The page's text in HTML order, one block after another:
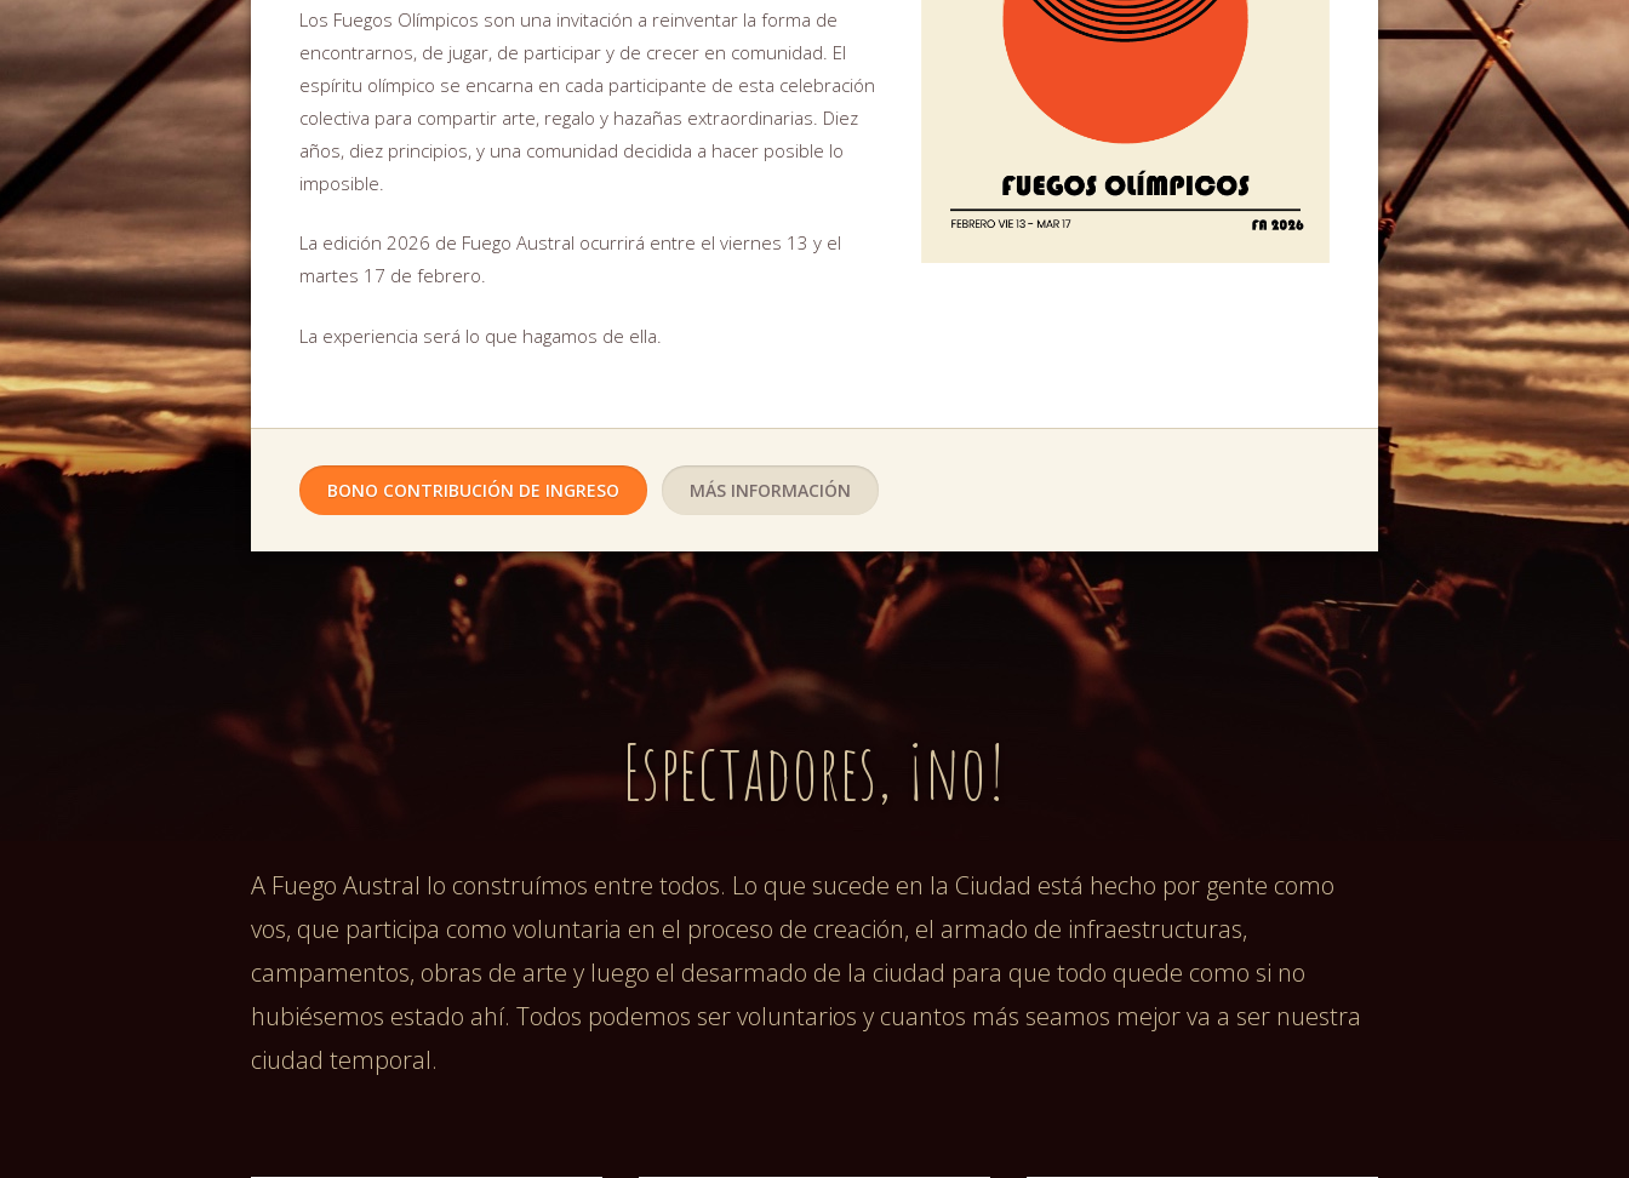
Los Fuegos Olímpicos son una invitación a reinventar la forma de
encontrarnos, de jugar, de participar y de crecer en comunidad. El
espíritu olímpico se encarna en cada participante de esta celebración
colectiva para compartir arte, regalo y hazañas extraordinarias. Diez
años, diez principios, y una comunidad decidida a hacer posible lo
imposible.
La edición 2026 de Fuego Austral ocurrirá entre el viernes 13 y el
martes 17 de febrero.
La experiencia será lo que hagamos de ella.
BONO CONTRIBUCIÓN DE INGRESO MÁS INFORMACIÓN
Espectadores, ¡no!
A Fuego Austral lo construímos entre todos. Lo que sucede en la Ciudad está hecho por gente como
vos, que participa como voluntaria en el proceso de creación, el armado de infraestructuras,
campamentos, obras de arte y luego el desarmado de la ciudad para que todo quede como si no
hubiésemos estado ahí. Todos podemos ser voluntarios y cuantos más seamos mejor va a ser nuestra
ciudad temporal.